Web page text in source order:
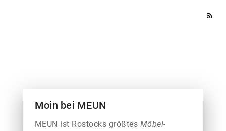
rss_feed
Moin bei MEUN
MEUN ist Rostocks größtes Möbel-